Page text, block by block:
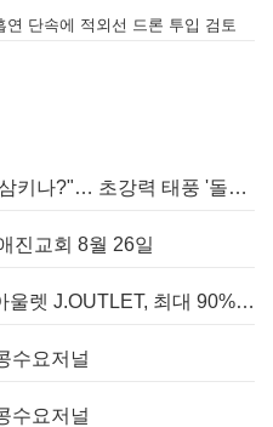
단속에 적외선 드론 투입 검토
[홍콩날씨] "이웃 태풍까지 삼키나?"… 초강력 태풍 '돌핀' 세력 재확장
진교회 8월 26일
[세일정보] 침사추이 명품 아울렛 J.OUTLET, 최대 90% 빅 세일 진행
수요저널
수요저널